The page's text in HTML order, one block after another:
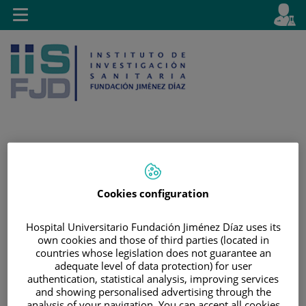
Saltar al contenido
activo
es
Toggle
navigation
Cookies configuration
Hospital Universitario Fundación Jiménez Díaz uses its
own cookies and those of third parties (located in
countries whose legislation does not guarantee an
adequate level of data protection) for user
authentication, statistical analysis, improving services
and showing personalised advertising through the